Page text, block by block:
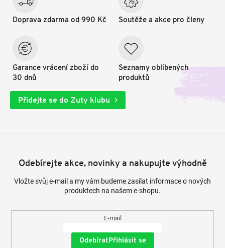
Doprava zdarma od 990 Kč
Garance vrácení zboží do
30 dnů
Soutěže a akce pro členy
Seznamy oblíbených
produktů
Přidejte se do Zuty klubu
Odebírejte akce, novinky a nakupujte výhodně
Vložte svůj e-mail a my vám budeme zasílat informace o nových
produktech na našem e-shopu.
E-mail
Přihlásit se